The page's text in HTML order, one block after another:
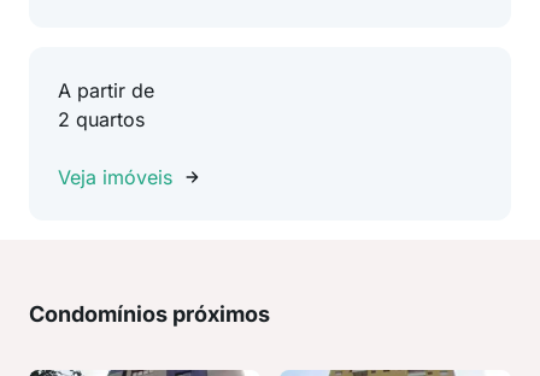
A partir de
2 quartos
Veja imóveis
Condomínios próximos